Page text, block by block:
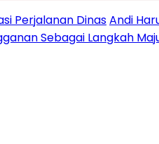
Perjalanan DinasAndi
Sebagai Langkah